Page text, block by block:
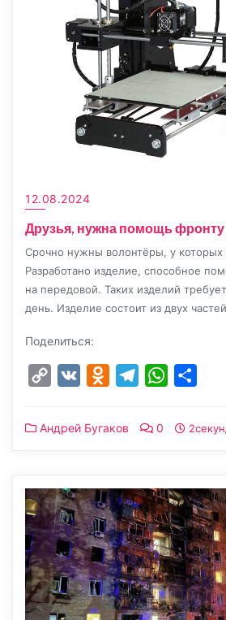
12.08.2024
Друзья, нужна помощь фронту
Срочно нужны волонтёры, у которых
Разработано изделие, способное
на передовой. Таких изделий
день. Изделие состоит из двух
Поделиться:
Copy
VK Odnoklassniki
TelegramWhatsApp
Андрей Бугаков 0